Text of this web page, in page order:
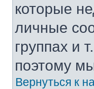
которые
личные
группах и
поэтому
Вернуться к